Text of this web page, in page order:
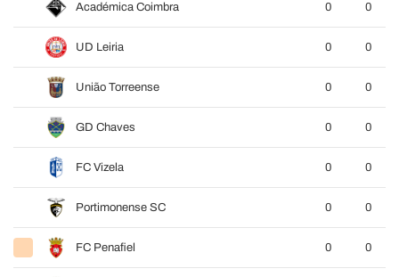
Académica Coimbra 0 0
UD Leiria 0 0
União Torreense 0 0
GD Chaves 0 0
FC Vizela 0 0
Portimonense SC 0 0
FC Penafiel 0 0